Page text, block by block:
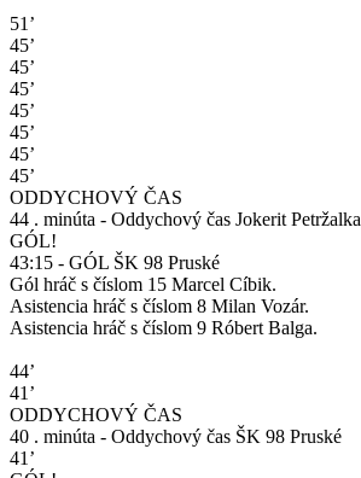
51’
45’
45’
45’
45’
45’
45’
45’
ODDYCHOVÝ ČAS
44 . minúta - Oddychový čas Jokerit Petržalka
GÓL!
43:15 - GÓL ŠK 98 Pruské
Gól hráč s číslom 15 Marcel Cíbik.
Asistencia hráč s číslom 8 Milan Vozár.
Asistencia hráč s číslom 9 Róbert Balga.
44’
41’
ODDYCHOVÝ ČAS
40 . minúta - Oddychový čas ŠK 98 Pruské
41’